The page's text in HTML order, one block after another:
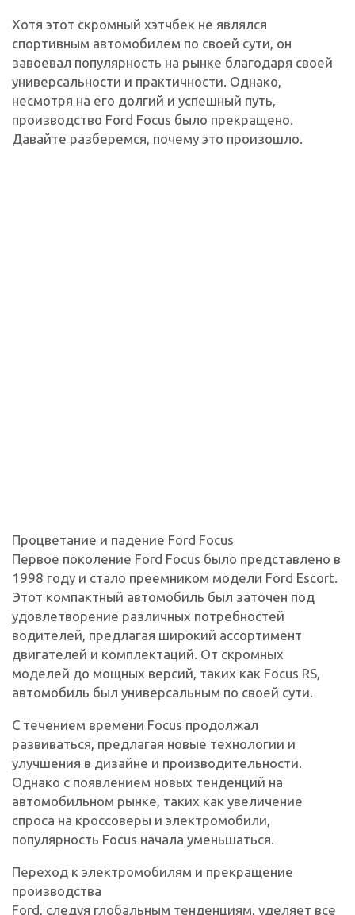
Хотя этот скромный хэтчбек не являлся
спортивным автомобилем по своей сути, он
завоевал популярность на рынке благодаря своей
универсальности и практичности. Однако,
несмотря на его долгий и успешный путь,
производство Ford Focus было прекращено.
Давайте разберемся, почему это произошло.
Процветание и падение Ford Focus
Первое поколение Ford Focus было представлено в
1998 году и стало преемником модели Ford Escort.
Этот компактный автомобиль был заточен под
удовлетворение различных потребностей
водителей, предлагая широкий ассортимент
двигателей и комплектаций. От скромных
моделей до мощных версий, таких как Focus RS,
автомобиль был универсальным по своей сути.
С течением времени Focus продолжал
развиваться, предлагая новые технологии и
улучшения в дизайне и производительности.
Однако с появлением новых тенденций на
автомобильном рынке, таких как увеличение
спроса на кроссоверы и электромобили,
популярность Focus начала уменьшаться.
Переход к электромобилям и прекращение
производства
Ford, следуя глобальным тенденциям, уделяет все